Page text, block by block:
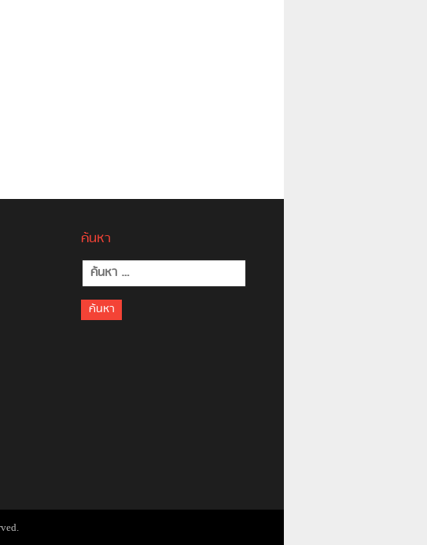
ค้นหา
ค้นหา
สำหรับ: